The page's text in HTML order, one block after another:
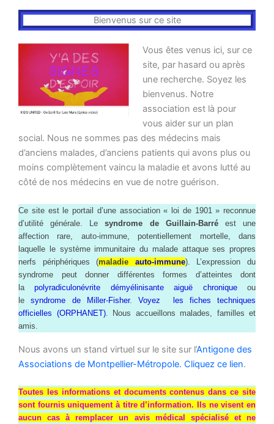
Bienvenus sur ce site
Vous êtes venus ici, sur ce
site, par hasard ou après
une recherche. Soyez les
bienvenus. Notre
association est là pour
vous aider sur un plan
social. Nous ne sommes pas des médecins mais
d’anciens malades, d’anciens patients qui avons plus ou
moins complètement vaincu la maladie et avons lutté au
côté de nos médecins en vue de notre guérison.
Ce site est le portail d’une association « loi de 1901 » reconnue
d’utilité générale. Lesyndrome de Guillain-Barréest une
affection rare, auto-immune, potentiellement mortelle, dans
laquelle le système immunitaire du malade attaque ses propres
nerfs périphériques (maladie auto-immune). L’expression du
syndrome peut donner différentes formes d’atteintes dont
lapolyradiculonévrite démyélinisante aiguë chroniqueou
lesyndrome de Miller-Fisher. Voyez les fiches techniques
officielles (ORPHANET). Nous accueillons malades, familles et
amis.
Nous avons un stand virtuel sur le site sur l’Antigone des
Associations de Montpellier-Métropole. Cliquez ce lien.
Toutes les informations et documents contenus dans ce site
sont fournis uniquement à titre d’information. Ils ne visent en
aucun cas à remplacer un avis médical spécialisé et ne